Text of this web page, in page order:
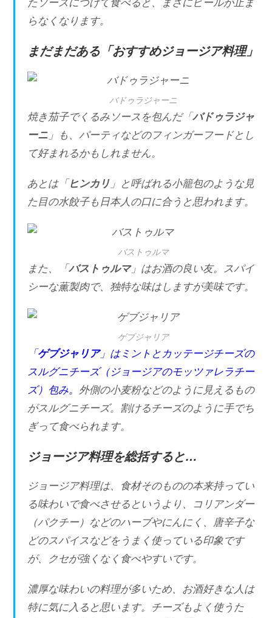
たソースにつけて食べると、まさにビールが止ま
らなくなります。
まだまだある「おすすめジョージア料理」
バドゥラジャーニ
焼き茄子でくるみソースを包んだ「バドゥラジャ
ーニ 」も、パーティなどのフィンガーフードとし
て好まれるかもしれません。
あとは「 ヒンカリ 」と呼ばれる小籠包のような見
た目の水餃子も日本人の口に合うと思われます。
バストゥルマ
また、「バストゥルマ」はお酒の良い友。スパイ
シーな薫製肉で、独特な味はしますが美味です。
ゲブジャリア
「 ゲブジャリア」はミントとカッテージチーズの
スルグニチーズ（ジョージアのモッツァレラチー
ズ）包み。 外側の小麦粉などのように見えるもの
がスルグニチーズ。割けるチーズのように手でち
ぎって食べられます。
ジョージア料理を総括すると…
ジョージア料理は、食材そのものの本来持ってい
る味わいで食べさせるというより、コリアンダー
（パクチー）などのハーブやにんにく、唐辛子な
どのスパイスなどをうまく使っている印象です
が、クセが強くなく食べやすいです。
濃厚な味わいの料理が多いため、お酒好きな人は
特に気に入ると思います。チーズもよく使うた